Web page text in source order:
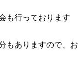
も行っております
もありますので、お